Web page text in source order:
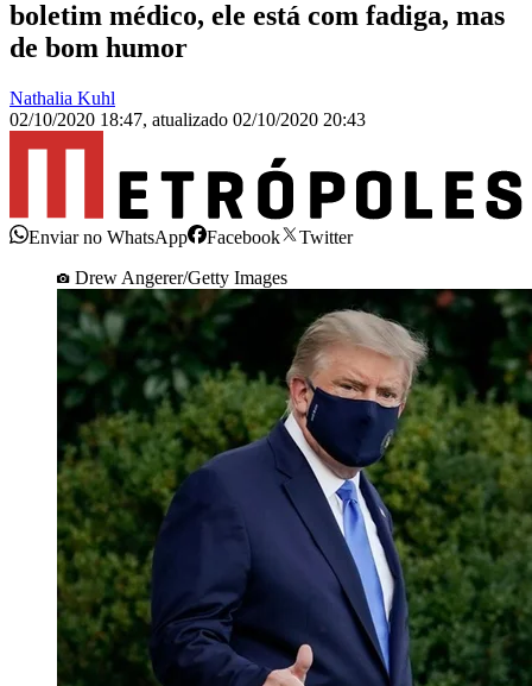
boletim médico, ele está com fadiga, mas
de bom humor
Nathalia Kuhl
02/10/2020 18:47, atualizado 02/10/2020 20:43
Enviar no WhatsApp Facebook
Twitter
Drew Angerer/Getty Images